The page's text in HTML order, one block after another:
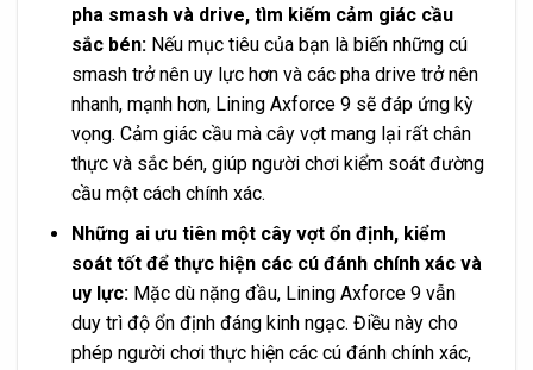
pha smash và drive, tìm kiếm cảm giác cầu
sắc bén:Nếu mục tiêu của bạn là biến những cú
smash trở nên uy lực hơn và các pha drive trở nên
nhanh, mạnh hơn, Lining Axforce 9 sẽ đáp ứng kỳ
vọng. Cảm giác cầu mà cây vợt mang lại rất chân
thực và sắc bén, giúp người chơi kiểm soát đường
cầu một cách chính xác.
Những ai ưu tiên một cây vợt ổn định, kiểm
soát tốt để thực hiện các cú đánh chính xác và
uy lực:Mặc dù nặng đầu, Lining Axforce 9 vẫn
duy trì độ ổn định đáng kinh ngạc. Điều này cho
phép người chơi thực hiện các cú đánh chính xác,